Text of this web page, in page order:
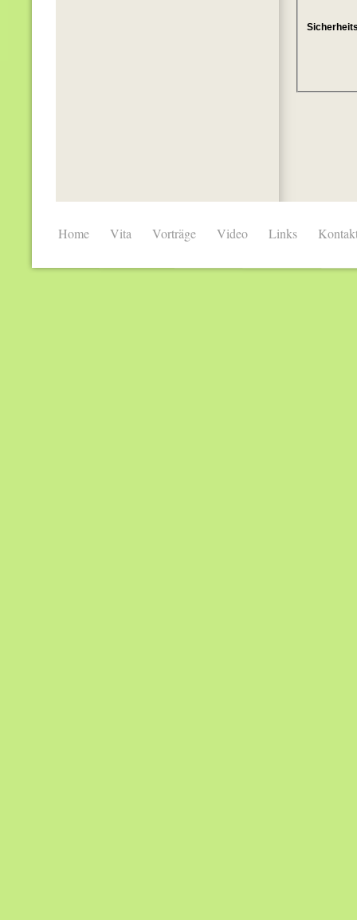
Home Vita Vorträge Video Links